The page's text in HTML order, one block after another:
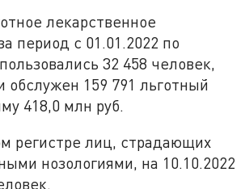
лекарственное
период с 01.01.2022 по
32 458 человек,
обслужен 159 791 льготный
418,0 млн руб.
регистре лиц, страдающих
нозологиями, на 10.10.2022